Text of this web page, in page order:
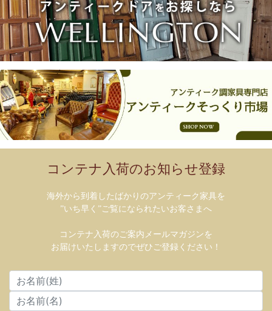
コンテナ入荷のお知らせ登録
海外から到着したばかりのアンティーク家具を
”いち早く”ご覧になられたいお客さまへ
コンテナ入荷のご案内メールマガジンを
お届けいたしますのでぜひご登録ください！